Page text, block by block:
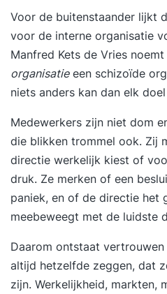
IBC's (video) de juiste
inrijstelling te plaatsen het
hanteren van een brede
met een brede balk
trailers en gebruik
stapelen met EPT/
in stelling Extra Elektropallettruck en stapelaar
vormen een vast
een voldoende resultaat
ontvangt u, zonder extra
voertuigen een certificaat.
reachtruckopleiding zal
positief beïnvloeden.
Voor de buitenstaander lijkt
voor de interne organisatie
Manfred Kets de Vries
organisatieeen schizoïde
niets anders kan dan elk
Medewerkers zijn niet dom
die blikken trommel ook. Zij
directie werkelijk kiest of
druk. Ze merken of een
paniek, en of de directie het
meebeweegt met de luidste
Daarom ontstaat
altijd hetzelfde zeggen, dat
zijn. Werkelijkheid, markten,